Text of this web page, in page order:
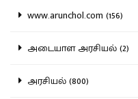
www.arunchol.com (156)
அடையாள அரசியல் (2)
அரசியல் (800)